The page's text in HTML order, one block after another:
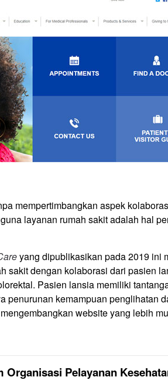
mempertimbangkan aspek
layanan rumah sakit adalah hal
yang dipublikasikan pada 2019 ini
sakit dengan kolaborasi dari pasien
Pasien lansia memiliki
penurunan kemampuan penglihatan
website yang lebih
Pelayanan